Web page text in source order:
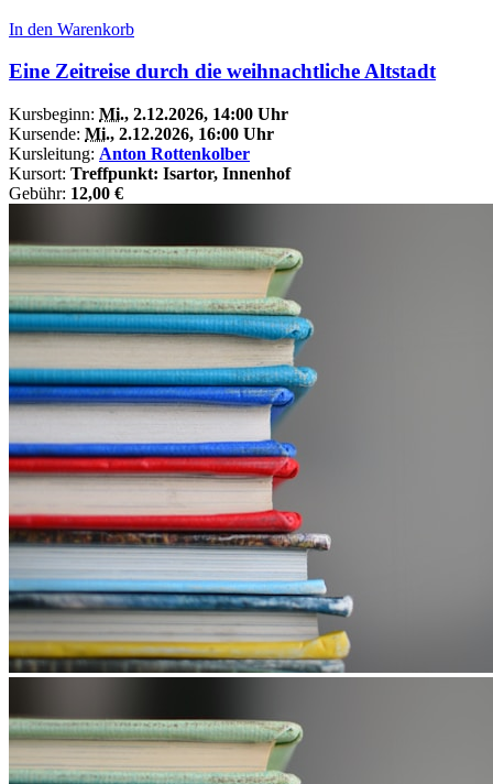
In den Warenkorb
Eine Zeitreise durch die weihnachtliche Altstadt
Kursbeginn: Mi., 2.12.2026, 14:00 Uhr
Kursende: Mi., 2.12.2026, 16:00 Uhr
Kursleitung: Anton Rottenkolber
Kursort: Treffpunkt: Isartor, Innenhof
Gebühr: 12,00 €